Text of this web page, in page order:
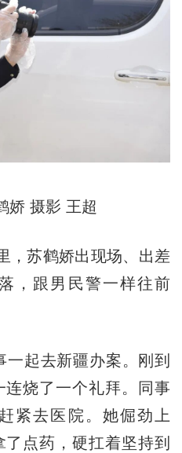
娇 摄影 王超
苏鹤娇出现场、出差
，跟男民警一样往前
起去新疆办案。刚到
烧了一个礼拜。同事
紧去医院。她倔劲上
点药，硬扛着坚持到